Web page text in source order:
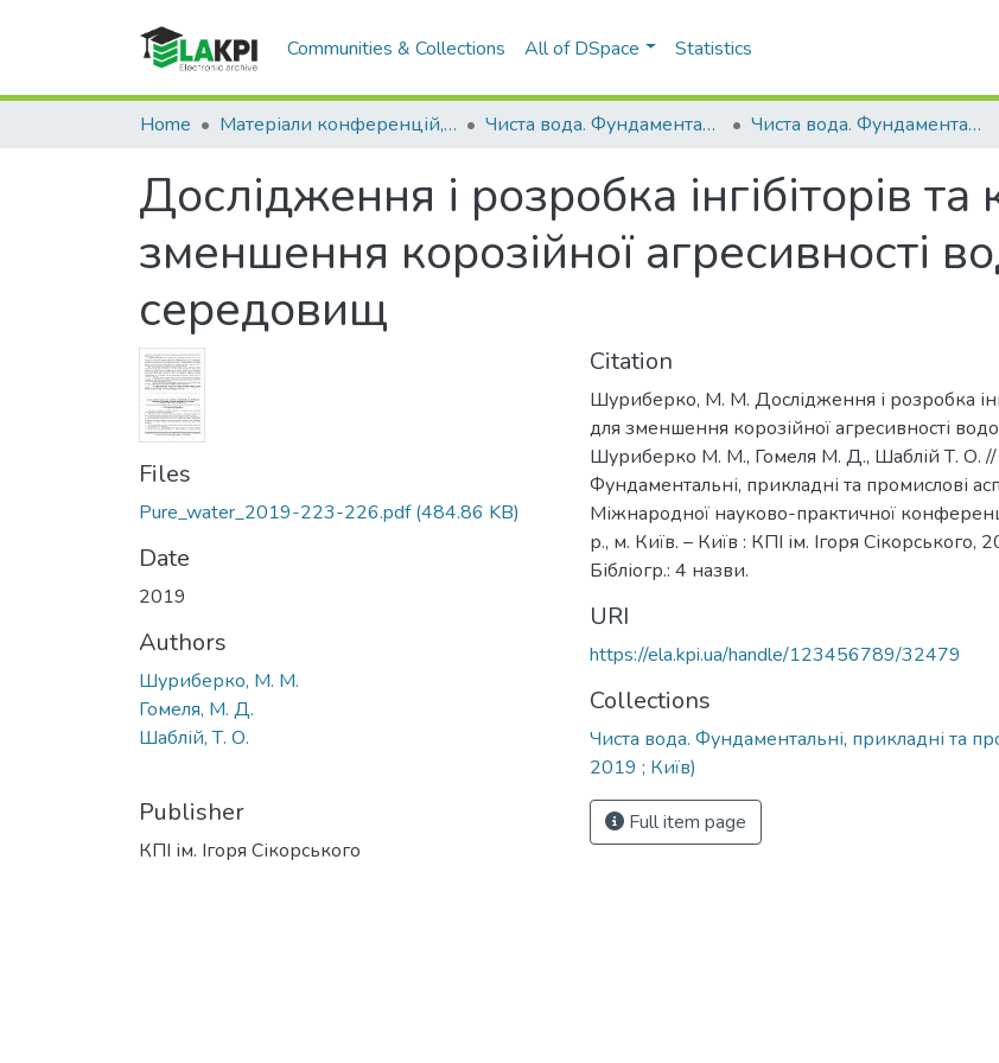
Communities & Collections All of DSpace Statistics
Home Матеріали конференцій, семінарів і т.п. Чиста вода. Фундаментальні, прикладні та промислові аспекти Чиста вода. Фундаментальні, прикладні та промислові аспекти (6 ; 2019 ; Київ)
Дослідження і розробка інгібіторів
зменшення корозійної агресивності
середовищ
Files
Pure_water_2019-223-226.pdf(484.86 KB)
Date
2019
Authors
Шуриберко, М. М.
Гомеля, М. Д.
Шаблій, Т. О.
Publisher
КПІ ім. Ігоря Сікорського
Citation
Шуриберко, М. М. Дослідження і розробка
для зменшення корозійної агресивності
Шуриберко М. М., Гомеля М. Д., Шаблій Т. О. //
Фундаментальні, прикладні та промислові
Міжнародної науково-практичної
р., м. Київ. – Київ : КПІ ім. Ігоря
Бібліогр.: 4 назви.
URI
https://ela.kpi.ua/handle/123456789/32479
Collections
Чиста вода. Фундаментальні, прикладні та
2019 ; Київ)
Full item page